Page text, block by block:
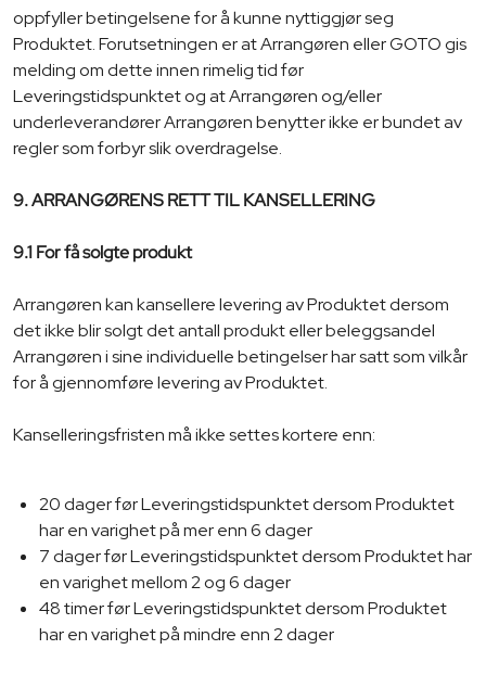
oppfyller betingelsene for å kunne nyttiggjør seg
Produktet. Forutsetningen er at Arrangøren eller GOTO gis
melding om dette innen rimelig tid før
Leveringstidspunktet og at Arrangøren og/eller
underleverandører Arrangøren benytter ikke er bundet av
regler som forbyr slik overdragelse.
9. ARRANGØRENS RETT TIL KANSELLERING
9.1 For få solgte produkt
Arrangøren kan kansellere levering av Produktet dersom
det ikke blir solgt det antall produkt eller beleggsandel
Arrangøren i sine individuelle betingelser har satt som vilkår
for å gjennomføre levering av Produktet.
Kanselleringsfristen må ikke settes kortere enn:
20 dager før Leveringstidspunktet dersom Produktet
har en varighet på mer enn 6 dager
7 dager før Leveringstidspunktet dersom Produktet har
en varighet mellom 2 og 6 dager
48 timer før Leveringstidspunktet dersom Produktet
har en varighet på mindre enn 2 dager